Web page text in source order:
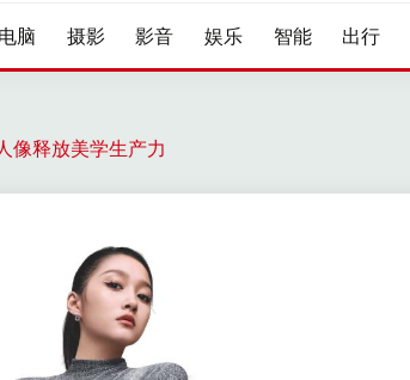
电脑 摄影 影音 娱乐 智能 出行
像释放美学生产力